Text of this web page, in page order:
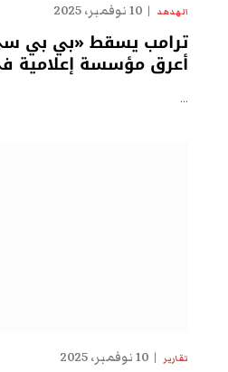
الهدهد 10 نوفمبر، 2025
ترامب يسقط «بي بي
أعرق مؤسسة إعلامية
…
تقارير 10 نوفمبر، 2025